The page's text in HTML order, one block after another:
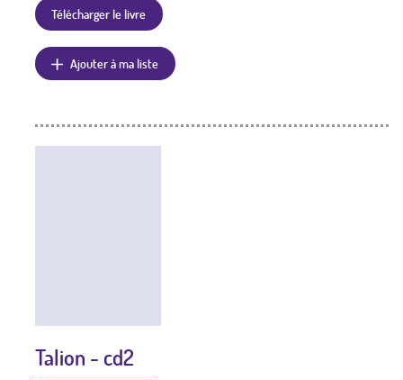
Télécharger le livre
Ajouter à ma liste
Talion - cd2